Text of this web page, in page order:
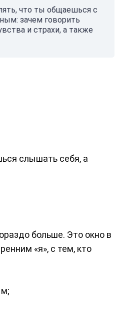
что ты общаешься с
зачем говорить
и страхи, а также
слышать себя, а
больше. Это окно в
«я», с тем, кто